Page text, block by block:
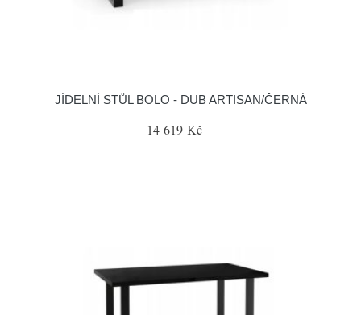
JÍDELNÍ STŮL BOLO - DUB ARTISAN/ČERNÁ
14 619 Kč